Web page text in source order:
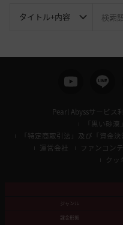
Pearl Abyssサービス
「黒い砂
「特定商取引法」及び「資金
運営会社
ファンコン
クッ
ジャンル
課金形態